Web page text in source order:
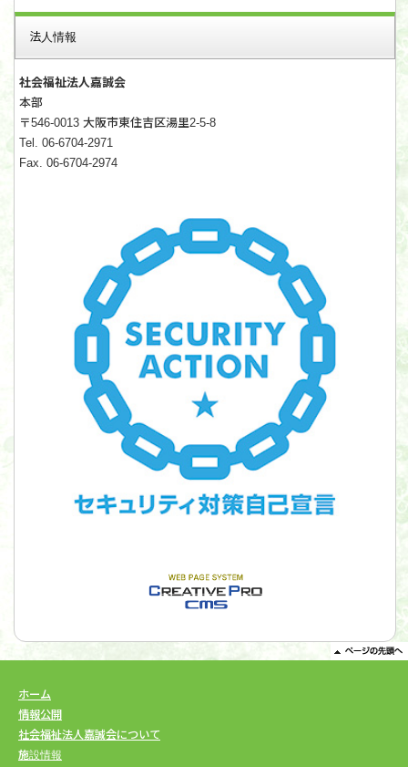
法人情報
社会福祉法人嘉誠会
本部
〒546-0013 大阪市東住吉区湯里2-5-8
Tel. 06-6704-2971
Fax. 06-6704-2974
ホーム
情報公開
社会福祉法人嘉誠会について
施設情報